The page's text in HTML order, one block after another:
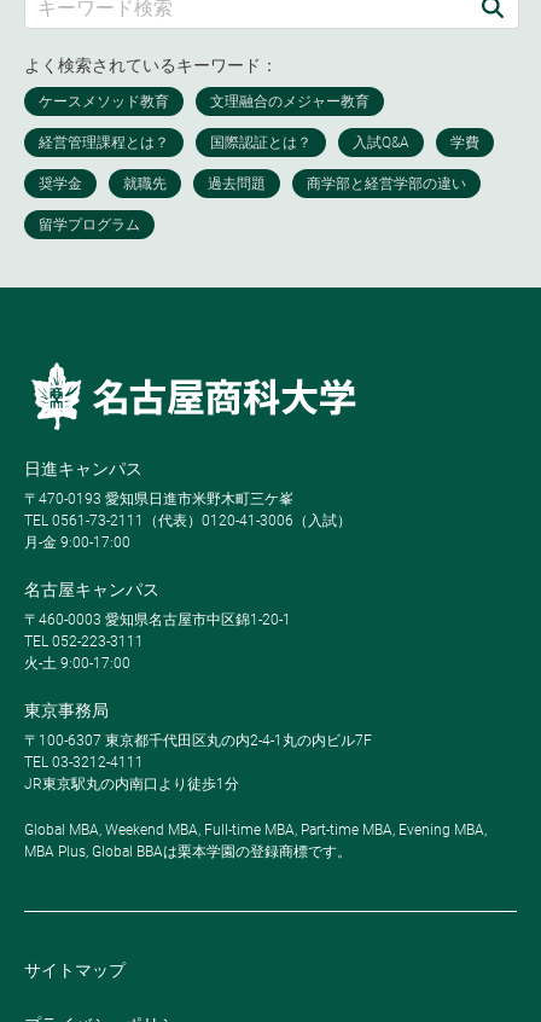
よく検索されているキーワード：
日進キャンパス
〒470-0193 愛知県日進市米野木町三ケ峯
TEL 0561-73-2111（代表）0120-41-3006（入試）
月-金 9:00-17:00
名古屋キャンパス
〒460-0003 愛知県名古屋市中区錦1-20-1
TEL 052-223-3111
火-土 9:00-17:00
東京事務局
〒100-6307 東京都千代田区丸の内2-4-1丸の内ビル7F
TEL 03-3212-4111
JR東京駅丸の内南口より徒歩1分
Global MBA, Weekend MBA, Full-time MBA, Part-time MBA, Evening MBA,
MBA Plus, Global BBAは栗本学園の登録商標です。
サイトマップ